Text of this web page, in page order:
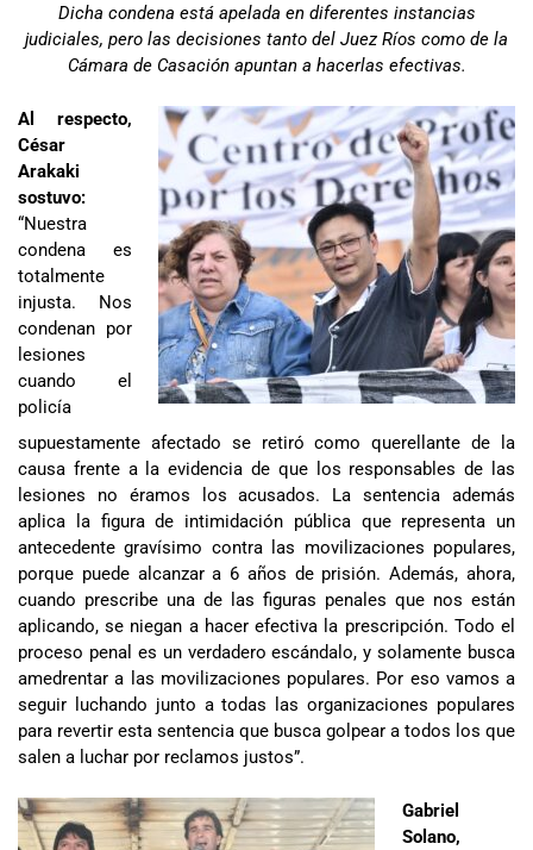
Dicha condena está apelada en diferentes instancias
judiciales, pero las decisiones tanto del Juez Ríos como de la
Cámara de Casación apuntan a hacerlas efectivas.
Al respecto,
César
Arakaki
sostuvo:
“Nuestra
condena es
totalmente
injusta. Nos
condenan por
lesiones
cuando el
policía
supuestamente afectado se retiró como querellante de la
causa frente a la evidencia de que los responsables de las
lesiones no éramos los acusados. La sentencia además
aplica la figura de intimidación pública que representa un
antecedente gravísimo contra las movilizaciones populares,
porque puede alcanzar a 6 años de prisión. Además, ahora,
cuando prescribe una de las figuras penales que nos están
aplicando, se niegan a hacer efectiva la prescripción. Todo el
proceso penal es un verdadero escándalo, y solamente busca
amedrentar a las movilizaciones populares. Por eso vamos a
seguir luchando junto a todas las organizaciones populares
para revertir esta sentencia que busca golpear a todos los que
salen a luchar por reclamos justos”.
Gabriel
Solano,